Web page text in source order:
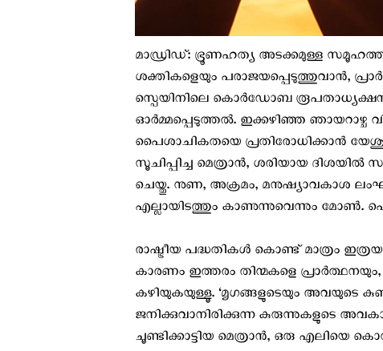
മാഡ്രിഡ്: ഭ്രൂണഹത്യ അടക്കമുള്ള സമൂഹത്തില്‍
ശക്തികളെയും പരാജയപ്പെടുത്തുവാന്‍,
സ്പെയിനിലെ കൊര്‍ഡോബ രൂപതാധ്യക്ഷന്‍
ഓര്‍മ്മപ്പെടുത്തല്‍. ഇക്കഴിഞ്ഞ ഞായറാഴ്ച
പൈശാചികതയെ പ്രതിരോധിക്കാന്‍
സൂചിപ്പിച്ച മെത്രാന്‍, ശരിയായ
ചെയ്തു. നുണ, അക്രമം, മനുഷ്യാവകാശ
എല്ലായിടത്തും കാണുന്നുവെന്നും മോണ്‍.
രാഷ്ട്രീയ പദ്ധതികള്‍ കൊണ്ട് മാത്രം
കാരണം ഇത്തരം തിന്മകളെ
കഴിയുകയുള്ളൂ. ‘മൃഗങ്ങളുടെയും അവയുടെ
ജനിക്കുവാനിരിക്കുന്ന കുരുന്നുകളുടെ
ചൂണ്ടിക്കാട്ടിയ മെത്രാന്‍, ഒരു എലിയെ